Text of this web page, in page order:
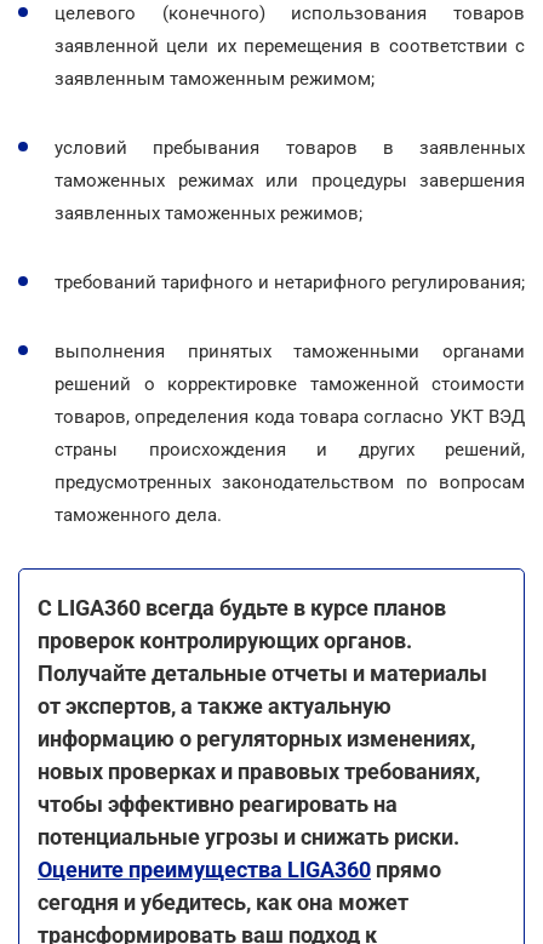
целевого (конечного) использования товаров
заявленной цели их перемещения в соответствии с
заявленным таможенным режимом;
условий пребывания товаров в заявленных
таможенных режимах или процедуры завершения
заявленных таможенных режимов;
требований тарифного и нетарифного регулирования;
выполнения принятых таможенными органами
решений о корректировке таможенной стоимости
товаров, определения кода товара согласно УКТ ВЭД
страны происхождения и других решений,
предусмотренных законодательством по вопросам
таможенного дела.
С LIGA360 всегда будьте в курсе планов
проверок контролирующих органов.
Получайте детальные отчеты и материалы
от экспертов, а также актуальную
информацию о регуляторных изменениях,
новых проверках и правовых требованиях,
чтобы эффективно реагировать на
потенциальные угрозы и снижать риски.
Оцените преимущества LIGA360 прямо
сегодня и убедитесь, как она может
трансформировать ваш подход к